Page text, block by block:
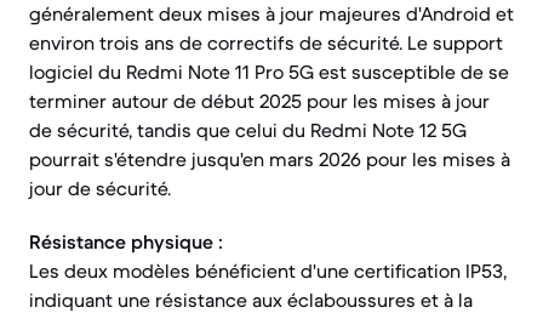
généralement deux mises à jour majeures d'Android et
environ trois ans de correctifs de sécurité. Le support
logiciel du Redmi Note 11 Pro 5G est susceptible de se
terminer autour de début 2025 pour les mises à jour
de sécurité, tandis que celui du Redmi Note 12 5G
pourrait s'étendre jusqu'en mars 2026 pour les mises à
jour de sécurité.
Résistance physique :
Les deux modèles bénéficient d'une certification IP53,
indiquant une résistance aux éclaboussures et à la